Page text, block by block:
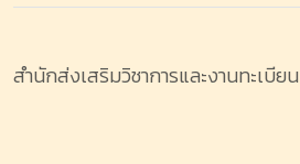
สำนักส่งเสริมวิชาการและงานทะเบียน